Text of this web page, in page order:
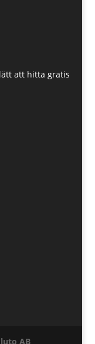
att hitta gratis
AB